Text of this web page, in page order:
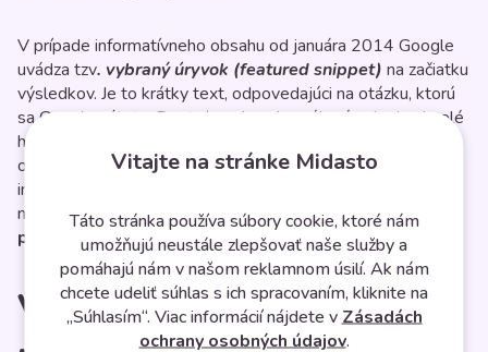
V prípade informatívneho obsahu od januára 2014 Google
uvádza tzv. vybraný úryvok (featured snippet) na začiatku
výsledkov. Je to krátky text, odpovedajúci na otázku, ktorú
sa Googlu pýtate. Dostať sa do vybraného úryvku je skvelé
hlavne preto, lebo článok, z ktorého Google uvádza vašu
odpoveď, sa automaticky ocitána prvom mieste
informatívny alebo náučný obsah? Super! Kategória
nadpisov, ktoré začínajú frázou „ako na to“, akiste zaujme
pozornosť publika, ako aj Googlu.
Vytvorte 5 rôznych verzií
Vitajte na stránke Midasto
Táto stránka používa súbory cookie, ktoré nám
umožňujú neustále zlepšovať naše služby a
pomáhajú nám v našom reklamnom úsilí. Ak nám
chcete udeliť súhlas s ich spracovaním, kliknite na
„Súhlasím“. Viac informácií nájdete v Zásadách
ochrany osobných údajov.